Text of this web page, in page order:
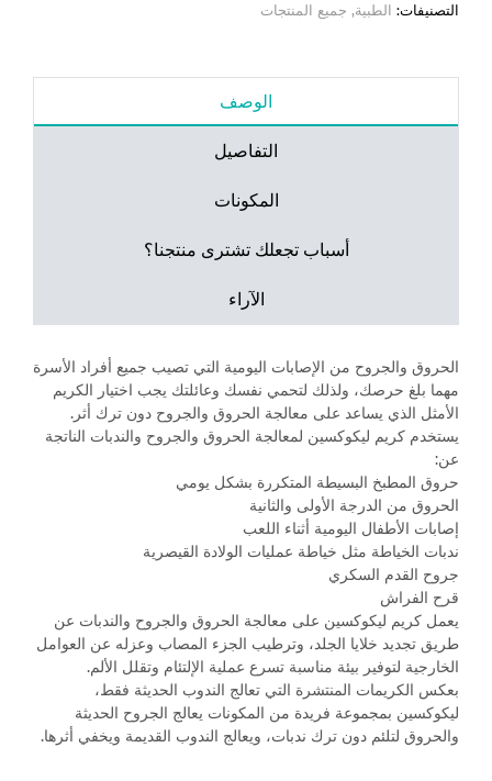
التصنيفات: الطبية, جميع المنتجات
الوصف
التفاصيل
المكونات
أسباب تجعلك تشترى منتجنا؟
الآراء
الحروق والجروح من الإصابات اليومية التي تصيب جميع أفراد الأسرة
مهما بلغ حرصك، ولذلك لتحمي نفسك وعائلتك يجب اختيار الكريم
الأمثل الذي يساعد على معالجة الحروق والجروح دون ترك أثر.
يستخدم كريم ليكوكسين لمعالجة الحروق والجروح والندبات الناتجة
عن:
حروق المطبخ البسيطة المتكررة بشكل يومي
الحروق من الدرجة الأولى والثانية
إصابات الأطفال اليومية أثناء اللعب
ندبات الخياطة مثل خياطة عمليات الولادة القيصرية
جروح القدم السكري
قرح الفراش
يعمل كريم ليكوكسين على معالجة الحروق والجروح والندبات عن
طريق تجديد خلايا الجلد، وترطيب الجزء المصاب وعزله عن العوامل
الخارجية لتوفير بيئة مناسبة تسرع عملية الإلتئام وتقلل الألم.
بعكس الكريمات المنتشرة التي تعالج الندوب الحديثة فقط،
ليكوكسين بمجموعة فريدة من المكونات يعالج الجروح الحديثة
والحروق لتلئم دون ترك ندبات، ويعالج الندوب القديمة ويخفي أثرها.